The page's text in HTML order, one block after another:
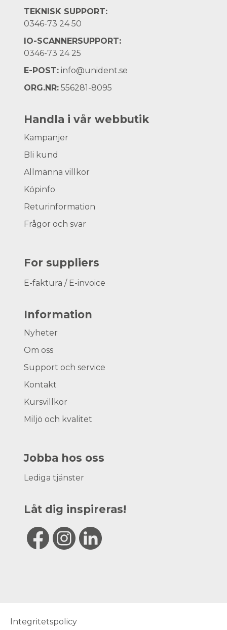
TEKNISK SUPPORT:
0346-73 24 50
IO-SCANNERSUPPORT:
0346-73 24 25
E-POST: info@unident.se
ORG.NR: 556281-8095
Handla i vår webbutik
Kampanjer
Bli kund
Allmänna villkor
Köpinfo
Returinformation
Frågor och svar
For suppliers
E-faktura / E-invoice
Information
Nyheter
Om oss
Support och service
Kontakt
Kursvillkor
Miljö och kvalitet
Jobba hos oss
Lediga tjänster
Låt dig inspireras!
Integritetspolicy